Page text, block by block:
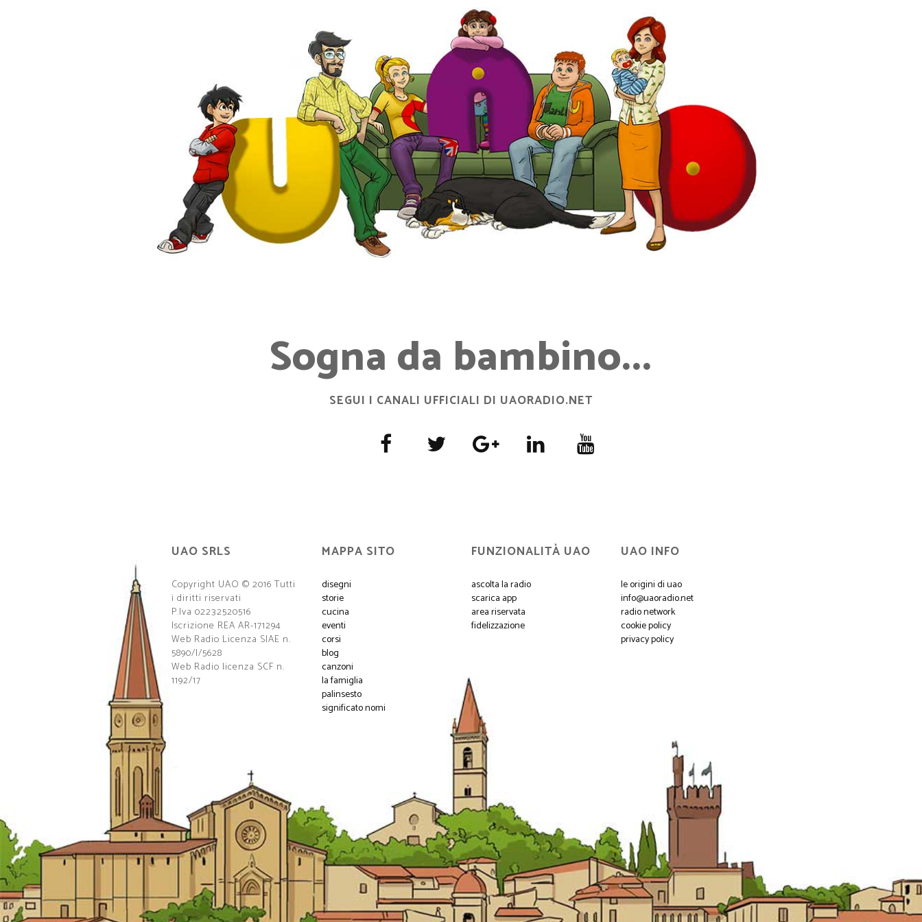
Sogna da bambino...
SEGUI I CANALI UFFICIALI DI UAORADIO.NET
UAO SRLS
Copyright UAO © 2016 Tutti
i diritti riservati
P.Iva 02232520516
Iscrizione REA AR-171294
Web Radio Licenza SIAE n.
5890/I/5628
Web Radio licenza SCF n.
1192/17
MAPPA SITO
disegni
storie
cucina
eventi
corsi
blog
canzoni
la famiglia
palinsesto
significato nomi
FUNZIONALITÀ UAO
ascolta la radio
scarica app
area riservata
fidelizzazione
UAO INFO
le origini di uao
info@uaoradio.net
radio network
cookie policy
privacy policy